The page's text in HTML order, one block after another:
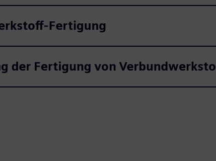
Fertigung
der Fertigung von